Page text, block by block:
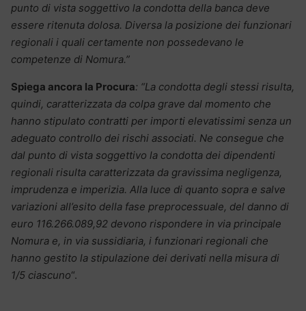
punto di vista soggettivo la condotta della banca deve
essere ritenuta dolosa. Diversa la posizione dei funzionari
regionali i quali certamente non possedevano le
competenze di Nomura.”
Spiega ancora la Procura: “La condotta degli stessi risulta,
quindi, caratterizzata da colpa grave dal momento che
hanno stipulato contratti per importi elevatissimi senza un
adeguato controllo dei rischi associati. Ne consegue che
dal punto di vista soggettivo la condotta dei dipendenti
regionali risulta caratterizzata da gravissima negligenza,
imprudenza e imperizia. Alla luce di quanto sopra e salve
variazioni all’esito della fase preprocessuale, del danno di
euro 116.266.089,92 devono rispondere in via principale
Nomura e, in via sussidiaria, i funzionari regionali che
hanno gestito la stipulazione dei derivati nella misura di
1/5 ciascuno“.